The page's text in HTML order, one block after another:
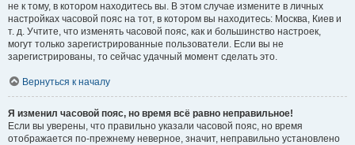
не к тому, в котором находитесь вы. В этом случае измените в личных
настройках часовой пояс на тот, в котором вы находитесь: Москва, Киев и
т. д. Учтите, что изменять часовой пояс, как и большинство настроек,
могут только зарегистрированные пользователи. Если вы не
зарегистрированы, то сейчас удачный момент сделать это.
Вернуться к началу
Я изменил часовой пояс, но время всё равно неправильное!
Если вы уверены, что правильно указали часовой пояс, но время
отображается по-прежнему неверное, значит, неправильно установлено